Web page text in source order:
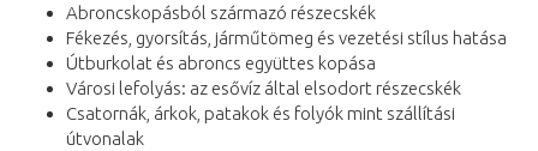
Abroncskopásból származó részecskék
Fékezés, gyorsítás, járműtömeg és vezetési stílus hatása
Útburkolat és abroncs együttes kopása
Városi lefolyás: az esővíz által elsodort részecskék
Csatornák, árkok, patakok és folyók mint szállítási
útvonalak